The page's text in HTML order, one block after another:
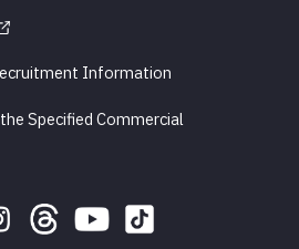
Information
Specified Commercial